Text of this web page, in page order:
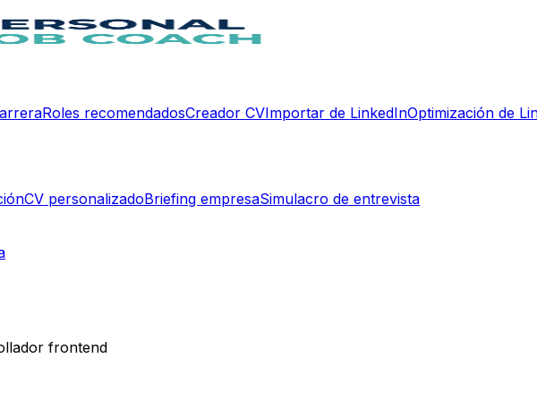
Roles recomendadosCreador CVImportar de LinkedInOptimización de
CV personalizadoBriefing empresaSimulacro de entrevista
frontend